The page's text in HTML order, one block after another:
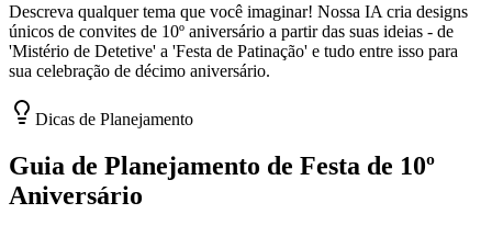
Descreva qualquer tema que você imaginar! Nossa IA cria designs
únicos de convites de 10º aniversário a partir das suas ideias - de
'Mistério de Detetive' a 'Festa de Patinação' e tudo entre isso para
sua celebração de décimo aniversário.
Dicas de Planejamento
Guia de Planejamento de Festa de 10º
Aniversário